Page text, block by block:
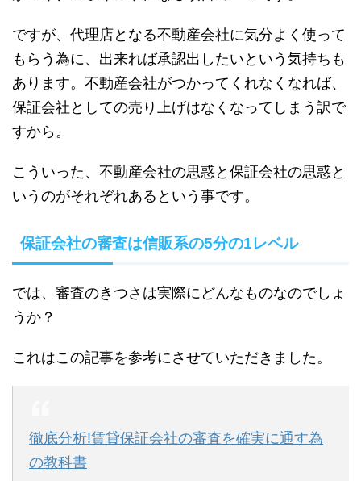
ですが、代理店となる不動産会社に気分よく使って
もらう為に、出来れば承認出したいという気持ちも
あります。不動産会社がつかってくれなくなれば、
保証会社としての売り上げはなくなってしまう訳で
すから。
こういった、不動産会社の思惑と保証会社の思惑と
いうのがそれぞれあるという事です。
保証会社の審査は信販系の5分の1レベル
では、審査のきつさは実際にどんなものなのでしょ
うか？
これはこの記事を参考にさせていただきました。
徹底分析!賃貸保証会社の審査を確実に通す為
の教科書